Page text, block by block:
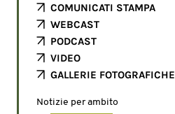
COMUNICATI STAMPA
WEBCAST
PODCAST
VIDEO
GALLERIE FOTOGRAFICHE
Notizie per ambito